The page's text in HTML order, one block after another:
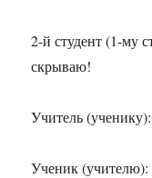
2-й студент(1-му
скрываю!
Учитель
Ученик